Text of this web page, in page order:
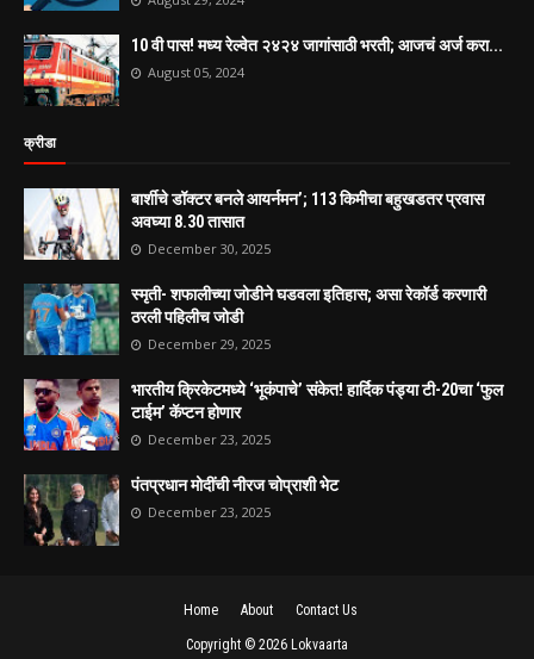
10 वी पास! मध्य रेल्वेत २४२४ जागांसाठी भरती; आजचं अर्ज करा...
August 05, 2024
क्रीडा
बार्शीचे डॉक्टर बनले आयर्नमन’; 113 किमीचा बहुखडतर प्रवास
अवघ्या 8.30 तासात
December 30, 2025
स्मृती- शफालीच्या जोडीने घडवला इतिहास; असा रेकॉर्ड करणारी
ठरली पहिलीच जोडी
December 29, 2025
भारतीय क्रिकेटमध्ये ‘भूकंपाचे’ संकेत! हार्दिक पंड्या टी-20चा ‘फुल
टाईम’ कॅप्टन होणार
December 23, 2025
पंतप्रधान मोदींची नीरज चोप्राशी भेट
December 23, 2025
Home About Contact Us
Copyright © 2026 Lokvaarta